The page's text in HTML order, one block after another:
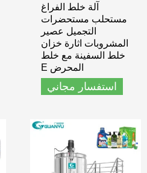
آلة خلط الفراغ
مستحلب مستحضرات
التجميل عصير
المشروبات اثارة خزان
خلط السفينة مع خلط
المحرض E
استفسار مجاني